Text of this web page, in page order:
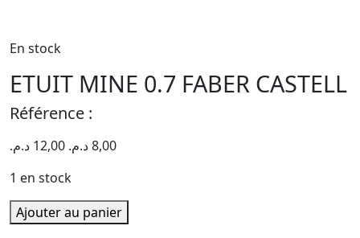
En stock
ETUIT MINE 0.7 FABER CASTELL
Référence :
12,00 د.م. 8,00د.م.
1 en stock
quantité
de
Ajouter au panier